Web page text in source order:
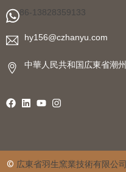
86-13828359133
hy156@czhanyu.com
中華人民共和国広東省潮
© 広東省羽生窯業技術有限公司